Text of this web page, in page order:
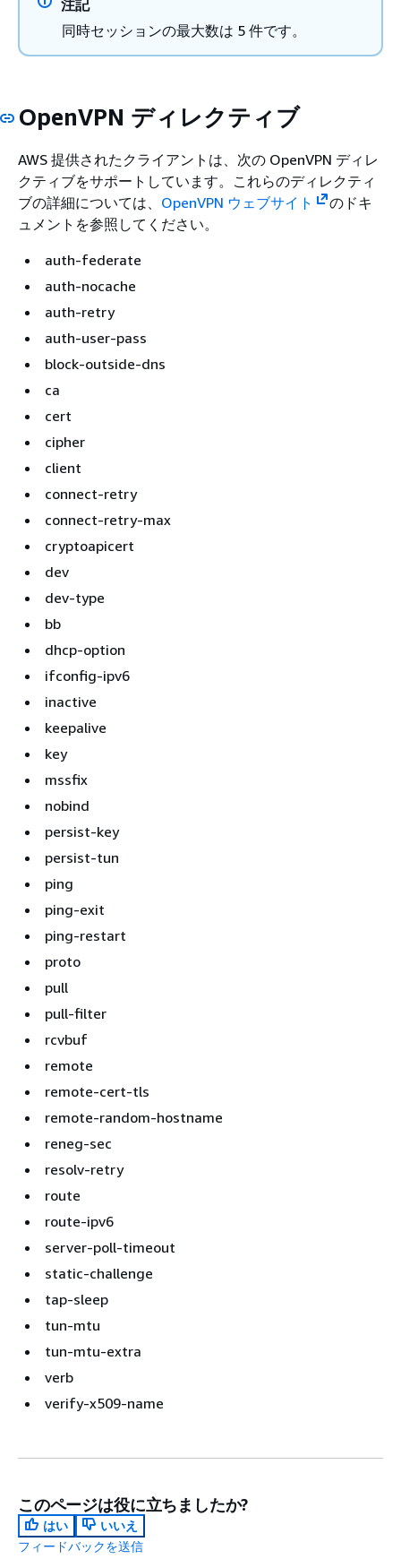
注記
同時セッションの最大数は 5 件です。
OpenVPN ディレクティブ
AWS 提供されたクライアントは、次の OpenVPN ディレ
クティブをサポートしています。これらのディレクティ
ブの詳細については、 OpenVPN ウェブサイト
のドキ
ュメントを参照してください。
auth-federate
auth-nocache
auth-retry
auth-user-pass
block-outside-dns
ca
cert
cipher
client
connect-retry
connect-retry-max
cryptoapicert
dev
dev-type
bb
dhcp-option
ifconfig-ipv6
inactive
keepalive
key
mssfix
nobind
persist-key
persist-tun
ping
ping-exit
ping-restart
proto
pull
pull-filter
rcvbuf
remote
remote-cert-tls
remote-random-hostname
reneg-sec
resolv-retry
route
route-ipv6
server-poll-timeout
static-challenge
tap-sleep
tun-mtu
tun-mtu-extra
verb
verify-x509-name
このページは役に立ちましたか?
はい
いいえ
フィードバックを送信